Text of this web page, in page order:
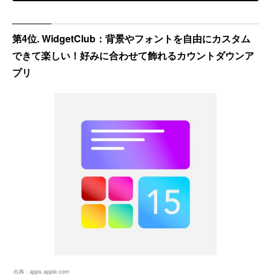
第4位. WidgetClub：背景やフォントを自由にカスタム
できて楽しい！好みに合わせて飾れるカウントダウンア
プリ
出典： apps.apple.com